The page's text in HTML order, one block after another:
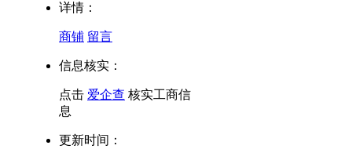
详情：
商铺 留言
信息核实：
点击 爱企查 核实工商信
息
更新时间：